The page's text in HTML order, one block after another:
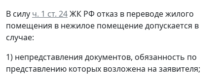
В силу ч. 1 ст. 24ЖК РФ отказ в переводе жилого
помещения в нежилое помещение допускается в
случае:
1) непредставления документов, обязанность по
представлению которых возложена на заявителя;